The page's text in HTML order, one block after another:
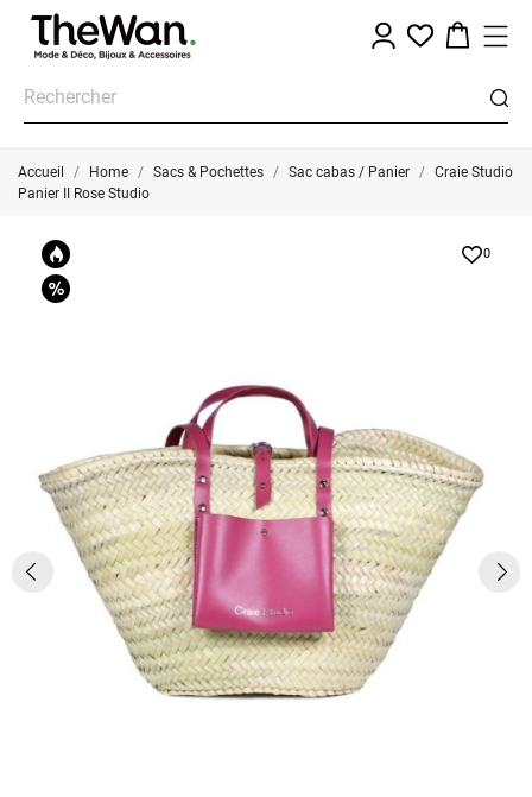
Accueil Home Sacs & Pochettes Sac cabas / Panier
Craie Studio
Panier II Rose Studio
0